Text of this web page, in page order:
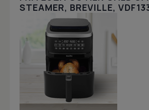
STEAMER, BREVILLE,